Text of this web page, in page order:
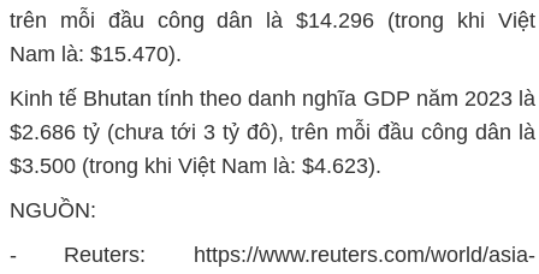
trên mỗi đầu công dân là $14.296 (trong khi Việt
Nam là: $15.470).
Kinh tế Bhutan tính theo danh nghĩa GDP năm 2023 là
$2.686 tỷ (chưa tới 3 tỷ đô), trên mỗi đầu công dân là
$3.500 (trong khi Việt Nam là: $4.623).
NGUỒN:
- Reuters: https://www.reuters.com/world/asia-